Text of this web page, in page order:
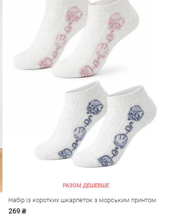
РАЗОМ ДЕШЕВШЕ
Набір із коротких шкарпеток з морським принтом
269 ₴